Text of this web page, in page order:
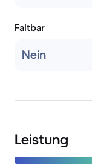
Faltbar
Nein
Leistung